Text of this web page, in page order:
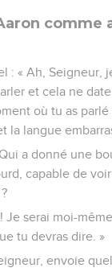
comme
: « Ah, Seigneur,
et cela ne
où tu as parlé
la langue
a donné une
capable de
Je serai moi-
tu devras dire. »
envoie